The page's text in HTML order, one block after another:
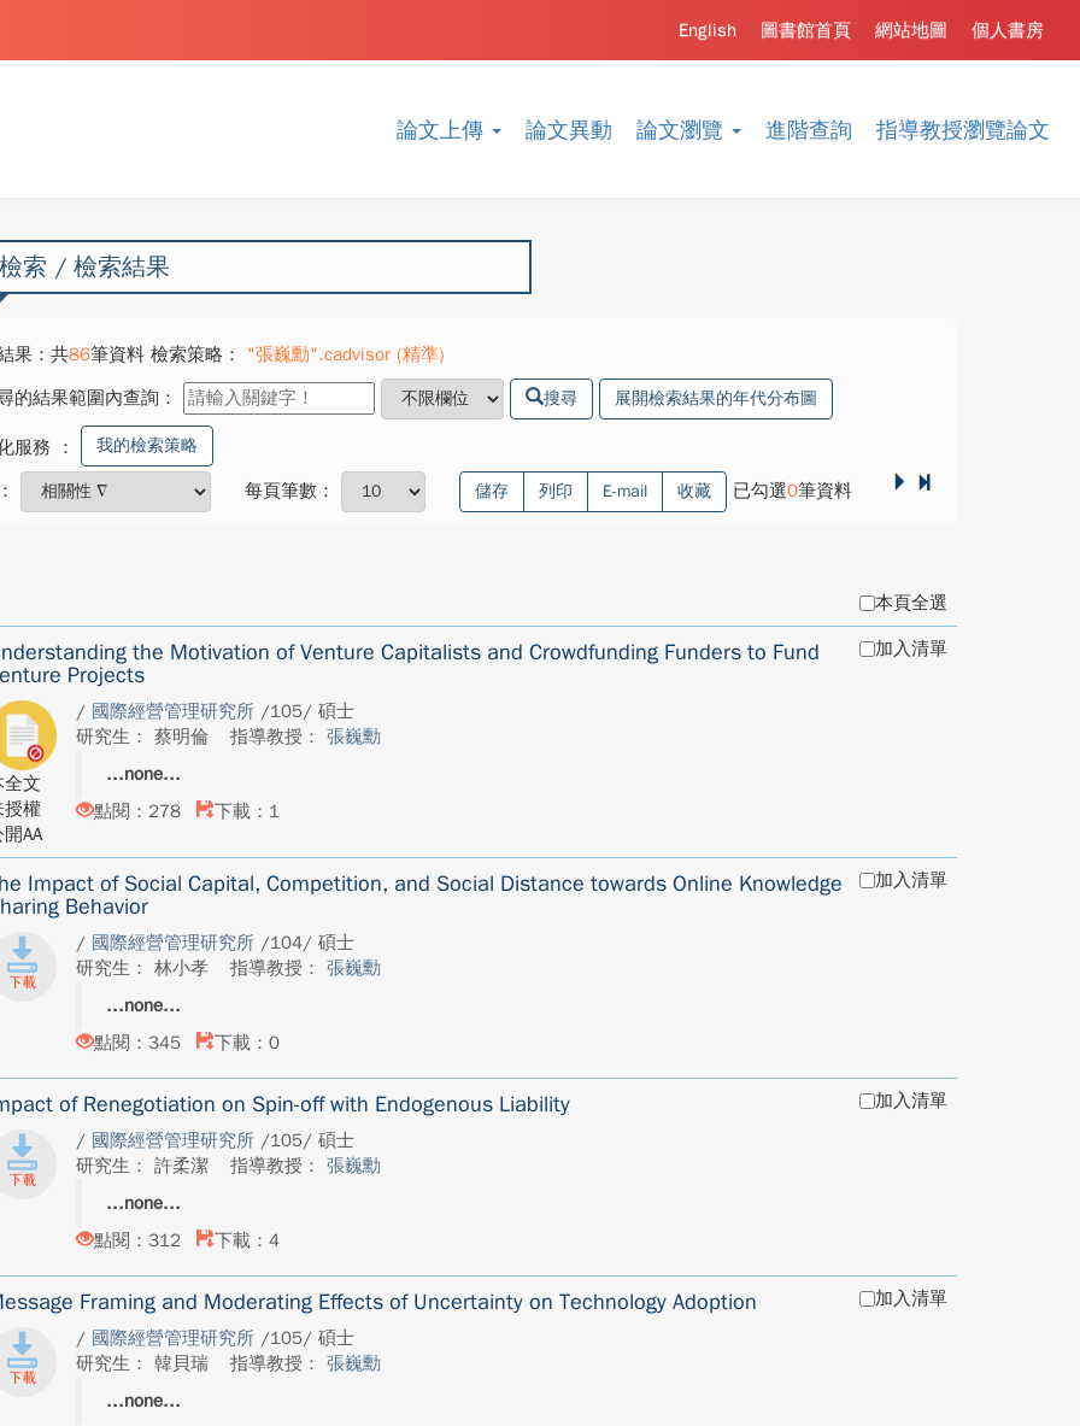
論文上傳 論文異動 論文瀏覽 進階查詢 指導教授瀏覽論文
個人書房
網站地圖
圖書館首頁
English
索 / 檢索結果
果：共86筆資料 檢索策略：
"張巍勳".cadvisor (精準)
的結果範圍內查詢：
搜尋 展開檢索結果的年代分布圖
服務 ： 我的檢索策略
每頁筆數： 儲存 列印 E-mail 收藏 已勾選0筆資料
本頁全選
the Motivation of Venture Capitalists and Crowdfunding Funders to Fund
Projects
全文
授權
AA
/ 國際經營管理研究所 /105/ 碩士
研究生： 蔡明倫
指導教授：張巍勳
none
點閱：278
下載：1
加入清單
Impact of Social Capital, Competition, and Social Distance towards Online Knowledge
Behavior
/ 國際經營管理研究所 /104/ 碩士
研究生： 林小孝
指導教授：張巍勳
none
點閱：345
下載：0
加入清單
of Renegotiation on Spin-off with Endogenous Liability
/ 國際經營管理研究所 /105/ 碩士
研究生： 許柔潔
指導教授：張巍勳
none
點閱：312
下載：4
加入清單
Framing and Moderating Effects of Uncertainty on Technology Adoption
/ 國際經營管理研究所 /105/ 碩士
研究生： 韓貝瑞
指導教授：張巍勳
none
加入清單